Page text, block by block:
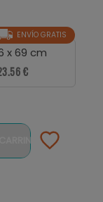
ENVÍO GRATIS
x 69 cm
€